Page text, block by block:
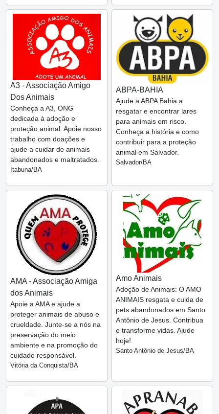
A3 - Associação Amigo
Dos Animais
Conheça a A3, ONG
dedicada à adoção e
proteção animal. Apoie nosso
trabalho com doações e
ajude a cuidar de animais
abandonados e maltratados.
Itabuna/BA
ABPA-BAHIA
Ajude a ABPA Bahia a
resgatar e encontrar lares
para animais em risco.
Conheça a história e como
contribuir para a proteção
animal em Salvador.
Salvador/BA
AMA - Associação Amiga
dos Animais
Apoie a AMA e ajude a
proteger animais de abuso e
crueldade. Junte-se a nós na
preservação do meio
ambiente e na promoção do
cuidado responsável.
Vitória da Conquista/BA
Amo Animais
Adoção de Animais: O AMO
ANIMAIS resgata e cuida de
pets abandonados em Santo
Antônio de Jesus. Contribua
e transforme vidas. Ajude
hoje!
Santo Antônio de Jesus/BA